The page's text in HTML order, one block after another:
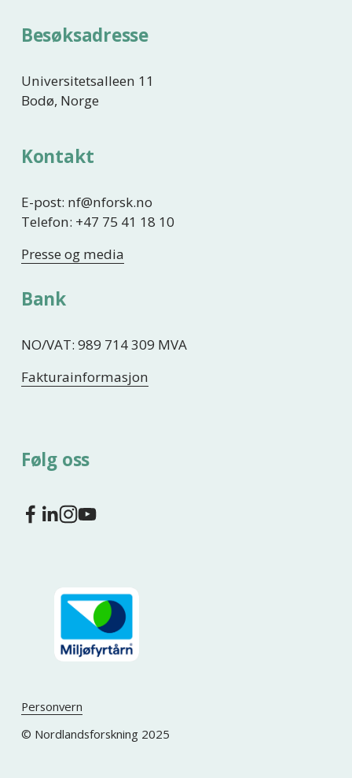
Besøksadresse
Universitetsalleen 11
Bodø, Norge
Kontakt
E-post: nf@nforsk.no
Telefon: +47 75 41 18 10
Presse og media
Bank
NO/VAT: 989 714 309 MVA
Fakturainformasjon
Følg oss
Personvern
© Nordlandsforskning 2025